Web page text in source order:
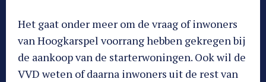
Het gaat onder meer om de vraag of inwoners
van Hoogkarspel voorrang hebben gekregen bij
de aankoop van de starterwoningen. Ook wil de
VVD weten of daarna inwoners uit de rest van